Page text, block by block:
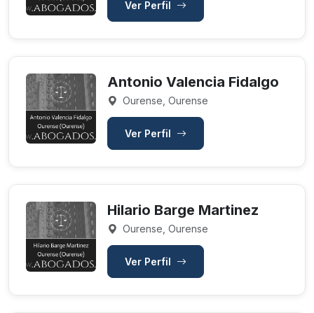
Ver Perfil
Antonio Valencia Fidalgo
Ourense, Ourense
Ver Perfil
Hilario Barge Martinez
Ourense, Ourense
Ver Perfil